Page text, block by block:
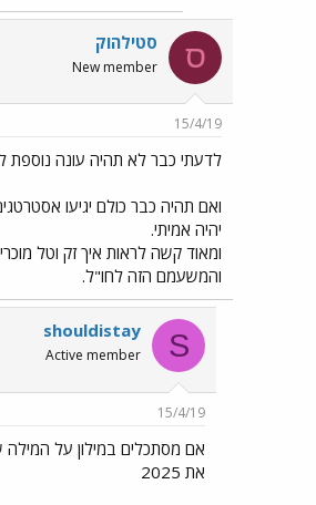
ס סטילהוק
New member
15/4/19
לדעתי כבר לא תהיה עונה נוספת
ואם תהיה כבר כולם יגיעו
יהיה אמיתי.
ומאוד קשה לראות איך זק וטל
והמשעמם הזה לחו"ל.
S
shouldistay
Active member
15/4/19
אם מסתכלים במילון על המילה
את 2025